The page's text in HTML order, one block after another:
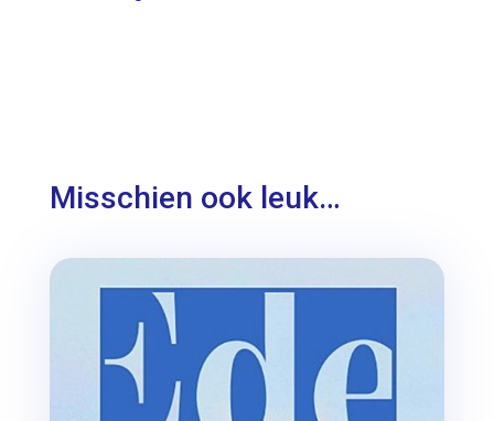
Misschien ook leuk…